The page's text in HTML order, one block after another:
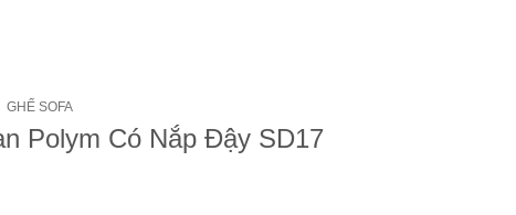
GHẾ SOFA
Polym Có Nắp Đậy SD17